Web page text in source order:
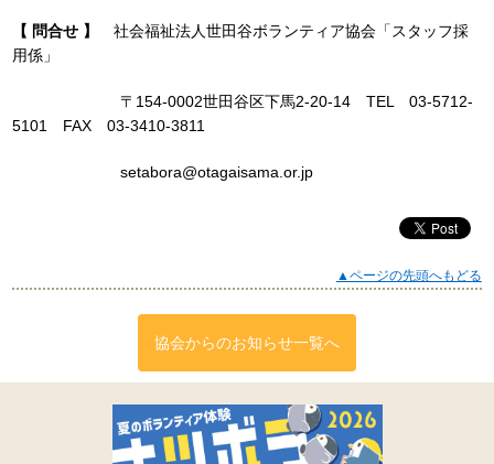
【 問合せ 】社会福祉法人世田谷ボランティア協会「スタッフ採
用係」
〒154-0002世田谷区下馬2-20-14 TEL 03-5712-
5101 FAX 03-3410-3811
setabora@otagaisama.or.jp
▲ページの先頭へもどる
協会からのお知らせ一覧へ